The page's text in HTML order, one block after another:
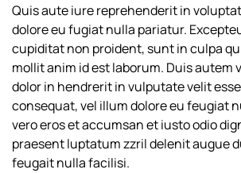
Quis aute iure reprehenderit in
dolore eu fugiat nulla pariatur.
cupiditat non proident, sunt in culpa
mollit anim id est laborum. Duis autem
dolor in hendrerit in vulputate velit
consequat, vel illum dolore eu feugiat
vero eros et accumsan et iusto odio
praesent luptatum zzril delenit augue
feugait nulla facilisi.